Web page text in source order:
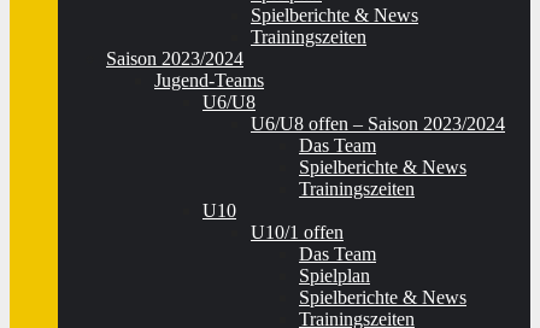
Spielberichte & News
Trainingszeiten
Saison 2023/2024
Jugend-Teams
U6/U8
U6/U8 offen – Saison 2023/2024
Das Team
Spielberichte & News
Trainingszeiten
U10
U10/1 offen
Das Team
Spielplan
Spielberichte & News
Trainingszeiten